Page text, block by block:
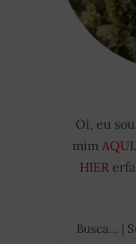
Oi, eu
mim AQUI
HIER